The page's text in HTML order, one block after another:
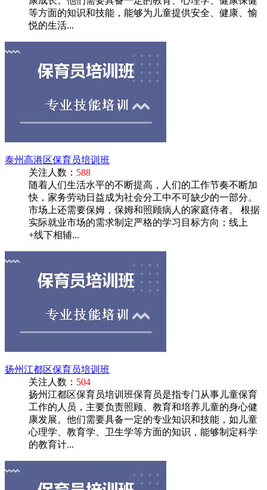
等方面的知识和技能，能够为儿童提供安全、健康、愉
悦的生活...
泰州高港区保育员培训班
关注人数： 588
随着人们生活水平的不断提高，人们的工作节奏不断加
快，家务劳动日益成为社会分工中不可缺少的一部分。
市场上还需要保姆，保姆和照顾病人的家庭侍者。 根据
实际就业市场的需求制定严格的学习目标方向；线上
+线下相辅...
扬州江都区保育员培训班
关注人数： 504
扬州江都区保育员培训班保育员是指专门从事儿童保育
工作的人员，主要负责照顾、教育和培养儿童的身心健
康发展。他们需要具备一定的专业知识和技能，如儿童
心理学、教育学、卫生学等方面的知识，能够制定科学
的教育计...